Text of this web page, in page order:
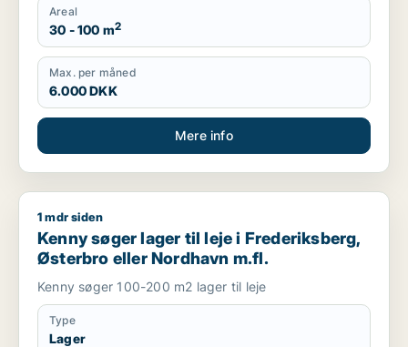
Areal
30 - 100 m2
Max. per måned
6.000 DKK
Mere info
Kenny søger lager til leje i Frederiksberg, Østerbro eller
1 mdr siden
Kenny søger lager til leje i Frederiksberg,
Østerbro eller Nordhavn m.fl.
Kenny søger 100-200 m2 lager til leje
Type
Lager